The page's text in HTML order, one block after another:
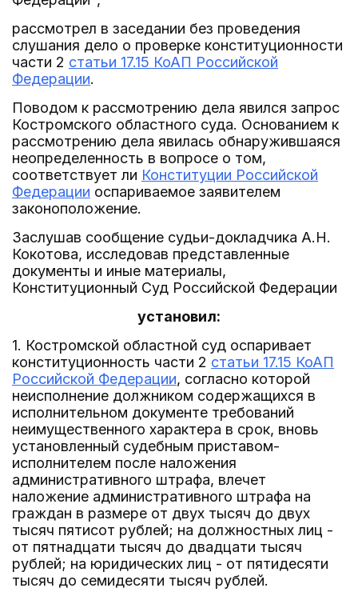
рассмотрел в заседании без проведения
слушания дело о проверке конституционности
части 2 статьи 17.15 КоАП Российской
Федерации.
Поводом к рассмотрению дела явился запрос
Костромского областного суда. Основанием к
рассмотрению дела явилась обнаружившаяся
неопределенность в вопросе о том,
соответствует ли Конституции Российской
Федерации оспариваемое заявителем
законоположение.
Заслушав сообщение судьи-докладчика А.Н.
Кокотова, исследовав представленные
документы и иные материалы,
Конституционный Суд Российской Федерации
установил:
1. Костромской областной суд оспаривает
конституционность части 2 статьи 17.15 КоАП
Российской Федерации, согласно которой
неисполнение должником содержащихся в
исполнительном документе требований
неимущественного характера в срок, вновь
установленный судебным приставом-
исполнителем после наложения
административного штрафа, влечет
наложение административного штрафа на
граждан в размере от двух тысяч до двух
тысяч пятисот рублей; на должностных лиц -
от пятнадцати тысяч до двадцати тысяч
рублей; на юридических лиц - от пятидесяти
тысяч до семидесяти тысяч рублей.